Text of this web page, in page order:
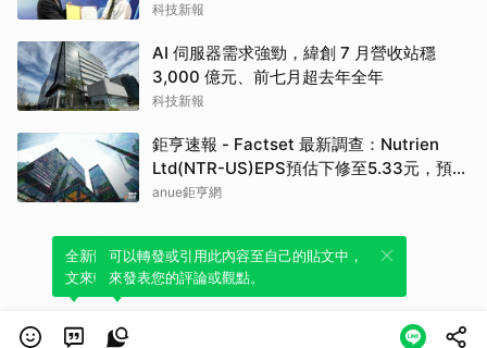
科技新報
AI 伺服器需求強勁，緯創 7 月營收站穩
3,000 億元、前七月超去年全年
科技新報
鉅亨速報 - Factset 最新調查：Nutrien
Ltd(NTR-US)EPS預估下修至5.33元，預估
目標價為80.00元
anue鉅亨網
全新體驗！一鍵引用此內容，透過發布貼
文來輕鬆表達個人立場。
可以轉發或引用此內容至自己的貼文中，
來發表您的評論或觀點。